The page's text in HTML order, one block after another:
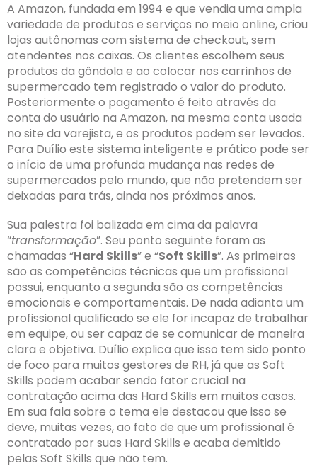
A Amazon, fundada em 1994 e que vendia uma ampla
variedade de produtos e serviços no meio online, criou
lojas autônomas com sistema de checkout, sem
atendentes nos caixas. Os clientes escolhem seus
produtos da gôndola e ao colocar nos carrinhos de
supermercado tem registrado o valor do produto.
Posteriormente o pagamento é feito através da
conta do usuário na Amazon, na mesma conta usada
no site da varejista, e os produtos podem ser levados.
Para Duílio este sistema inteligente e prático pode ser
o início de uma profunda mudança nas redes de
supermercados pelo mundo, que não pretendem ser
deixadas para trás, ainda nos próximos anos.
Sua palestra foi balizada em cima da palavra
“transformação”. Seu ponto seguinte foram as
chamadas “Hard Skills” e “Soft Skills”. As primeiras
são as competências técnicas que um profissional
possui, enquanto a segunda são as competências
emocionais e comportamentais. De nada adianta um
profissional qualificado se ele for incapaz de trabalhar
em equipe, ou ser capaz de se comunicar de maneira
clara e objetiva. Duílio explica que isso tem sido ponto
de foco para muitos gestores de RH, já que as Soft
Skills podem acabar sendo fator crucial na
contratação acima das Hard Skills em muitos casos.
Em sua fala sobre o tema ele destacou que isso se
deve, muitas vezes, ao fato de que um profissional é
contratado por suas Hard Skills e acaba demitido
pelas Soft Skills que não tem.